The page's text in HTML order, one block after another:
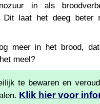
in als
Dit laat het deeg
meer in het brood,
meel?
te bewaren en
Klik hier voor